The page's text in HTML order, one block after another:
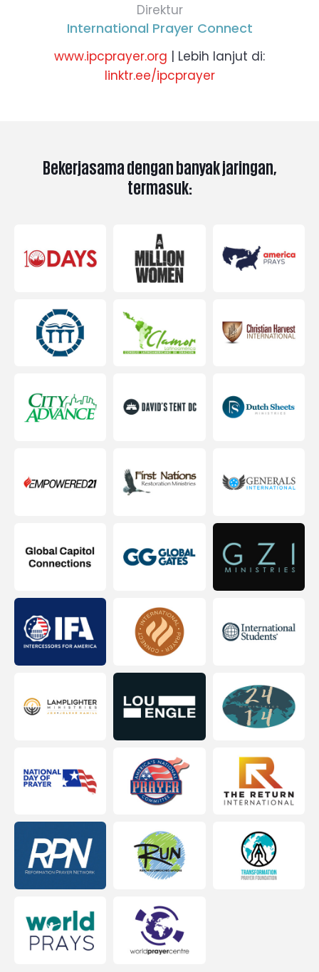
Direktur
International Prayer Connect
www.ipcprayer.org | Lebih lanjut di:
linktr.ee/ipcprayer
Bekerjasama dengan banyak jaringan,
termasuk: